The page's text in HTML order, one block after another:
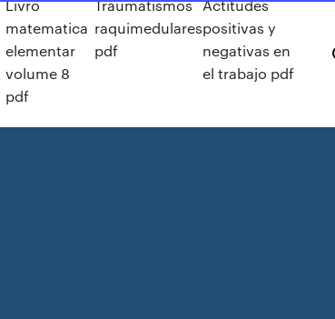
Livro
matematica
elementar
volume 8
pdf
Traumatismos
raquimedulares
pdf
Actitudes
positivas y
negativas en
el trabajo pdf